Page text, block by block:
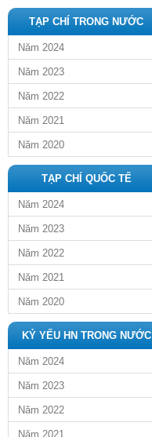
TẠP CHÍ TRONG NƯỚC
Năm 2024
Năm 2023
Năm 2022
Năm 2021
Năm 2020
TẠP CHÍ QUỐC TẾ
Năm 2024
Năm 2023
Năm 2022
Năm 2021
Năm 2020
KỶ YẾU HN TRONG NƯỚC
Năm 2024
Năm 2023
Năm 2022
Năm 2021